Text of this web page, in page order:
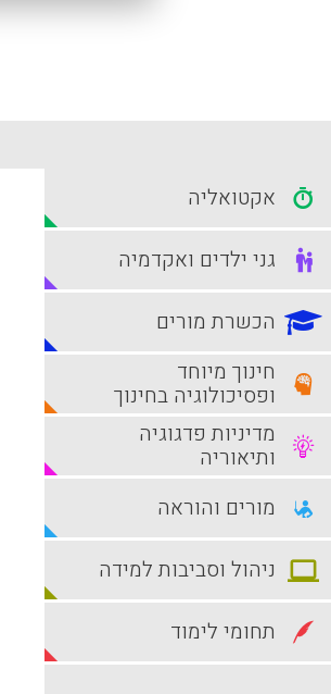
אקטואליה
גני ילדים ואקדמיה
הכשרת מורים
חינוך מיוחד
ופסיכולוגיה בחינוך
מדיניות פדגוגיה
ותיאוריה
מורים והוראה
ניהול וסביבות למידה
תחומי לימוד